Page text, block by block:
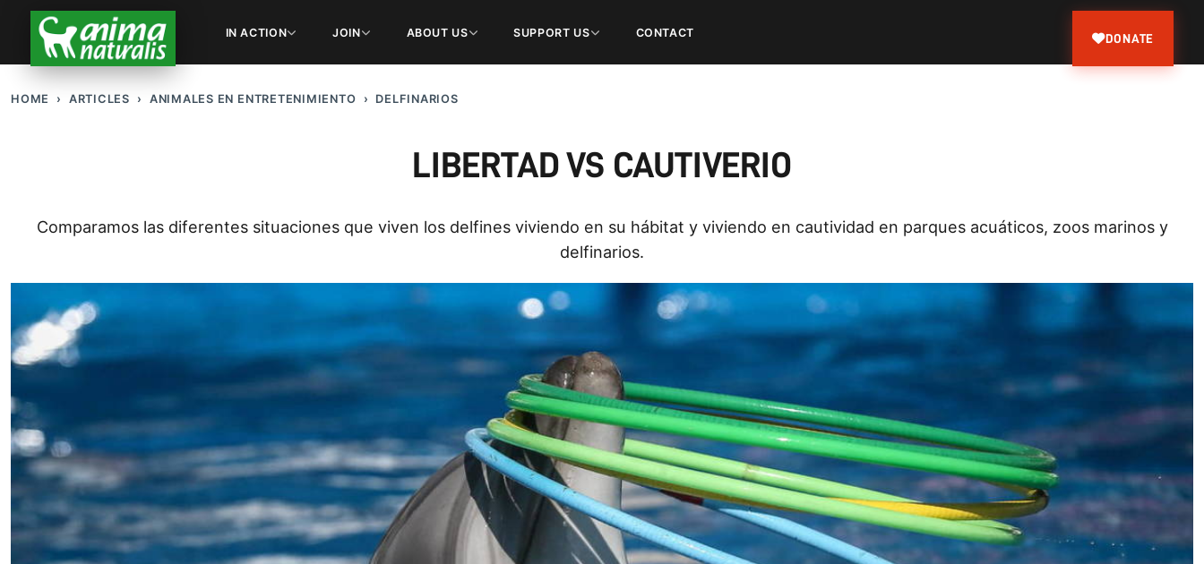
IN ACTION JOIN ABOUT US SUPPORT US CONTACT DONATE
HOME ARTICLES ANIMALES EN ENTRETENIMIENTO DELFINARIOS
LIBERTAD VS CAUTIVERIO
Comparamos las diferentes situaciones que viven los delfines viviendo en su hábitat y viviendo en cautividad en parques acuáticos, zoos marinos y
delfinarios.